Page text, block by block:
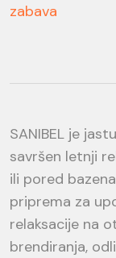
zabava
SANIBEL je
savršen letnji
ili pored
priprema za
relaksacije na
brendiranja,